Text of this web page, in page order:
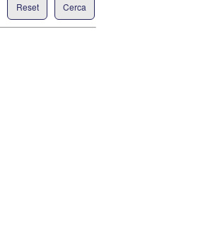
Cerca
Reset